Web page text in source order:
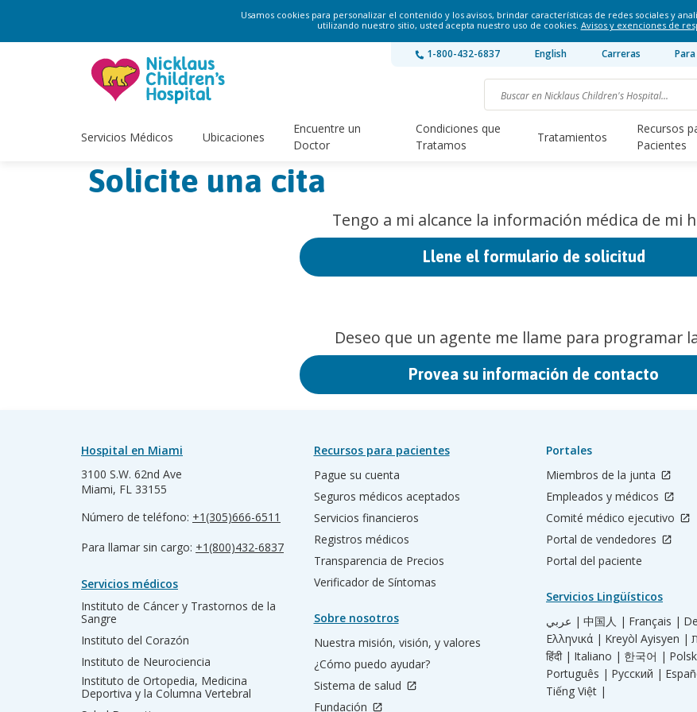
Usamos cookies para personalizar el contenido y los avisos, brindar características de redes sociales y
utilizando nuestro sitio, usted acepta nuestro uso de cookies. Avisos y exenciones de
1-800-432-6837 English Carreras
Servicios Médicos Ubicaciones
Encuentre un
Doctor
Condiciones que
Tratamos
Tratamientos
Recursos
Pacientes
Solicite una cita
Tengo a mi alcance la información médica de mi
Llene el formulario de solicitud
Deseo que un agente me llame para programar
Provea su información de contacto
Hospital en Miami
3100 S.W. 62nd Ave
Miami, FL 33155
Número de teléfono: +1(305)666-6511
Para llamar sin cargo: +1(800)432-6837
Servicios médicos
Instituto de Cáncer y Trastornos de la
Sangre
Instituto del Corazón
Instituto de Neurociencia
Instituto de Ortopedia, Medicina
Deportiva y la Columna Vertebral
Recursos para pacientes
Pague su cuenta
Seguros médicos aceptados
Servicios financieros
Registros médicos
Transparencia de Precios
Verificador de Síntomas
Sobre nosotros
Nuestra misión, visión, y valores
¿Cómo puedo ayudar?
Sistema de salud
Fundación
Portales
Miembros de la junta
Empleados y médicos
Comité médico ejecutivo
Portal de vendedores
Portal del paciente
Servicios Lingüísticos
عربي | 中国人 | Français |
Ελληνικά | Kreyòl Ayisyen |
हिंदी | Italiano | 한국어 |
Português | Русский |
Tiếng Việt |